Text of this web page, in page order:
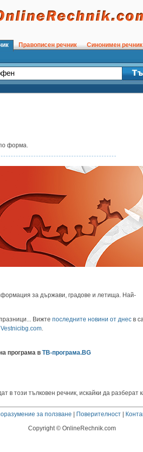
Правописен речник Синонимен
форма.
за държави, градове и летища. Най-
Вижте последните новини от днес в
Vestnicibg.com
програма в ТВ-програма.BG
в този тълковен речник, искайки да разберат
за ползване | Поверителност|
Copyright © OnlineRechnik.com